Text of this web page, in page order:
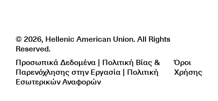
© 2026, Hellenic American Union. All Rights
Reserved.
Προσωπικά Δεδομένα | Πολιτική Βίας &
Παρενόχλησης στην Εργασία | Πολιτική
Εσωτερικών Αναφορών
Όροι
Χρήσης